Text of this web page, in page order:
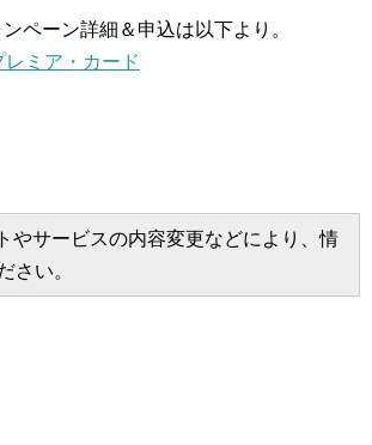
ペーン詳細＆申込は以下より。
ミア・カード
やサービスの内容変更などにより、情
さい。